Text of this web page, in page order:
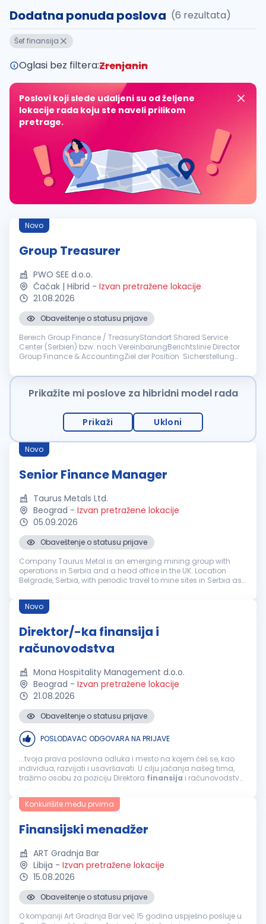
Dodatna ponuda poslova (6 rezultata)
Šef finansija
Oglasi bez filtera:Zrenjanin
Poslovi koji slede udaljeni su od željene
lokacije rada koju ste naveli prilikom
pretrage.
Novo
Group Treasurer
PWO SEE d.o.o.
Čačak | Hibrid - Izvan pretražene lokacije
21.08.2026
Obaveštenje o statusu prijave
Bereich Group Finance / TreasuryStandort Shared Service
Center (Serbien) bzw. nach VereinbarungBerichtslinie Director
Group Finance & AccountingZiel der Position Sicherstellung
Weitere...
Prikažite mi poslove za hibridni model rada
Prikaži Ukloni
Novo
Senior Finance Manager
Taurus Metals Ltd.
Beograd - Izvan pretražene lokacije
05.09.2026
Obaveštenje o statusu prijave
Company Taurus Metal is an emerging mining group with
operations in Serbia and a head office in the UK. Location
Belgrade, Serbia, with periodic travel to mine sites in Serbia as
Finance Directo...
Novo
Direktor/-ka finansija i
računovodstva
Mona Hospitality Management d.o.o.
Beograd - Izvan pretražene lokacije
21.08.2026
Obaveštenje o statusu prijave
POSLODAVAC ODGOVARA NA PRIJAVE
...tvoja prava poslovna odluka i mesto na kojem ćeš se, kao
individua, razvijati i usavršavati. U cilju jačanja našeg tima,
tražimo osobu za poziciju Direktora finansija i računovodstva
Konkurišite među prvima
Finansijski menadžer
ART Gradnja Bar
Libija - Izvan pretražene lokacije
15.08.2026
Obaveštenje o statusu prijave
O kompaniji Art Gradnja Bar već 15 godina uspješno posluje u